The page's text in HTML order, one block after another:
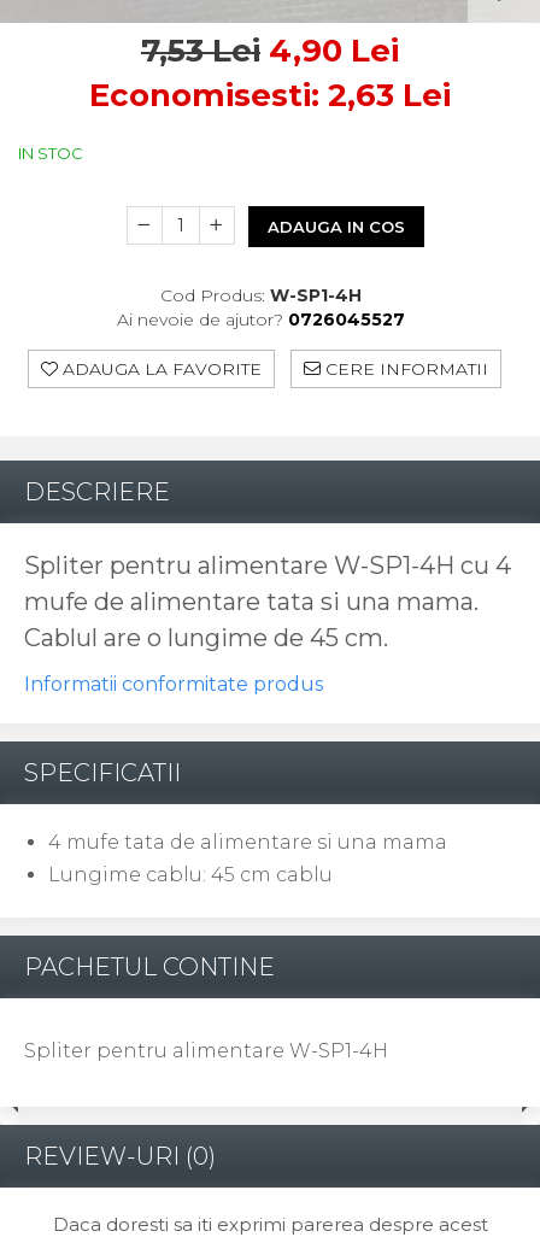
Automatizari porti culisante
Accesorii pentru automatizari porti
Accesorii pentru automatizari porti
Statii de incarcare AC
Cabluri și accesorii
7,53 Lei 4,90 Lei
Economisesti: 2,63 Lei
IN STOC
ADAUGA IN COS
Cod Produs: W-SP1-4H
Ai nevoie de ajutor? 0726045527
ADAUGA LA FAVORITE CERE INFORMATII
DESCRIERE
Spliter pentru alimentare W-SP1-4H cu 4
mufe de alimentare tata si una mama.
Cablul are o lungime de 45 cm.
Informatii conformitate produs
SPECIFICATII
4 mufe tata de alimentare si una mama
Lungime cablu: 45 cm cablu
PACHETUL CONTINE
Spliter pentru alimentare W-SP1-4H
REVIEW-URI (0)
Daca doresti sa iti exprimi parerea despre acest